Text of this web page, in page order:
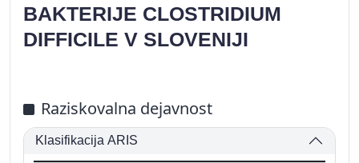
BAKTERIJE CLOSTRIDIUM
DIFFICILE V SLOVENIJI
Raziskovalna dejavnost
Klasifikacija ARIS